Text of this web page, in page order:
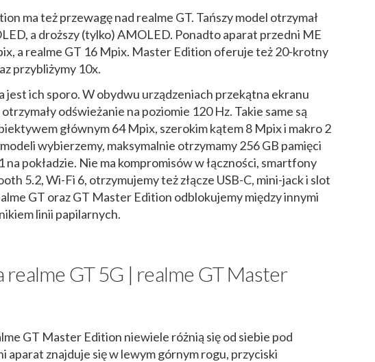
ma też przewagę nad realme GT. Tańszy model otrzymał
a droższy (tylko) AMOLED. Ponadto aparat przedni ME
a realme GT 16 Mpix. Master Edition oferuje też 20-krotny
przybliżymy 10x.
jest ich sporo. W obydwu urządzeniach przekątna ekranu
odświeżanie na poziomie 120 Hz. Takie same są
głównym 64 Mpix, szerokim kątem 8 Mpix i makro 2
wybierzemy, maksymalnie otrzymamy 256 GB pamięci
pokładzie. Nie ma kompromisów w łączności, smartfony
5.2, Wi-Fi 6, otrzymujemy też złącze USB-C, mini-jack i slot
GT oraz GT Master Edition odblokujemy między innymi
linii papilarnych.
GT 5G | realme GT Master
GT Master Edition niewiele różnią się od siebie pod
aparat znajduje się w lewym górnym rogu, przyciski